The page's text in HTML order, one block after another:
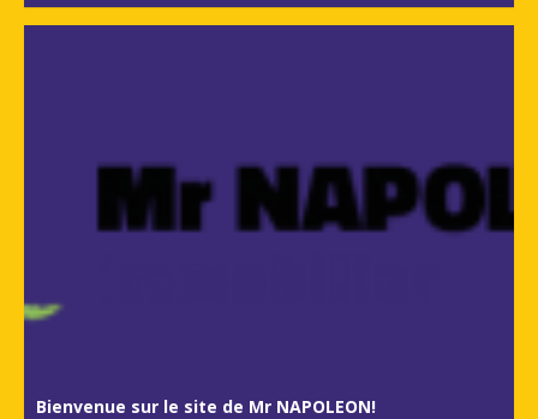
Bienvenue sur le site de Mr NAPOLEON!